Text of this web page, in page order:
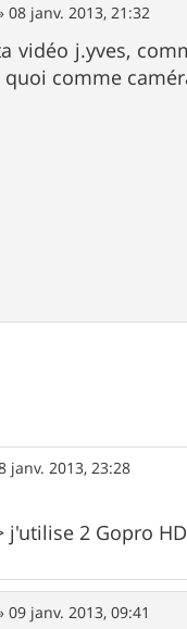
08 janv. 2013, 21:32
vidéo j.yves,
comme
janv. 2013, 23:28
j'utilise 2 Gopro
09 janv. 2013, 09:41